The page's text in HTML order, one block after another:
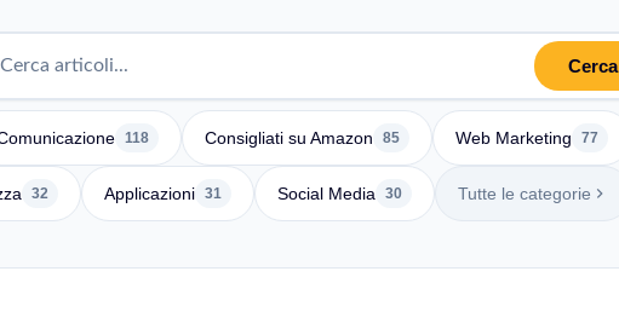
Cerca
118 Consigliati su Amazon 85 Web Marketing 77
32 Applicazioni 31 Social Media 30 Tutte le categorie